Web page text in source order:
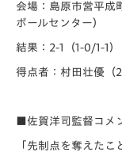
会場：島原市営平成
ボールセンター）
結果：2-1（1-0/1-1）
得点者：村田壮優（2
■佐賀洋司監督コメ
「先制点を奪えた